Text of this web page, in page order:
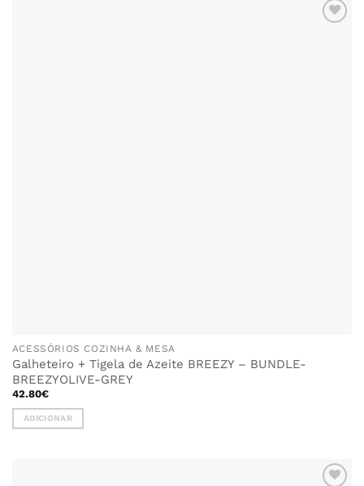
ACESSÓRIOS COZINHA & MESA
Galheteiro + Tigela de Azeite BREEZY – BUNDLE-
BREEZYOLIVE-GREY
42.80€
ADICIONAR